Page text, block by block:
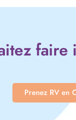
Prenez RV en